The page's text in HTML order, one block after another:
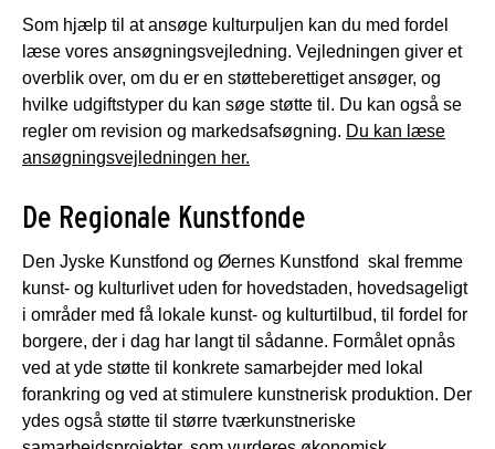
Som hjælp til at ansøge kulturpuljen kan du med fordel
læse vores ansøgningsvejledning. Vejledningen giver et
overblik over, om du er en støtteberettiget ansøger, og
hvilke udgiftstyper du kan søge støtte til. Du kan også se
regler om revision og markedsafsøgning. Du kan læse
ansøgningsvejledningen her.
De Regionale Kunstfonde
Den Jyske Kunstfond og Øernes Kunstfond skal fremme
kunst- og kulturlivet uden for hovedstaden, hovedsageligt
i områder med få lokale kunst- og kulturtilbud, til fordel for
borgere, der i dag har langt til sådanne. Formålet opnås
ved at yde støtte til konkrete samarbejder med lokal
forankring og ved at stimulere kunstnerisk produktion. Der
ydes også støtte til større tværkunstneriske